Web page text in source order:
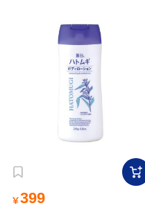
￥399